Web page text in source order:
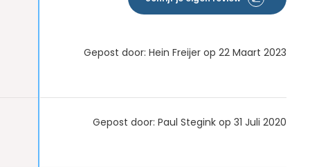
Gepost door: Hein Freijer op 22 Maart 2023
Gepost door: Paul Stegink op 31 Juli 2020